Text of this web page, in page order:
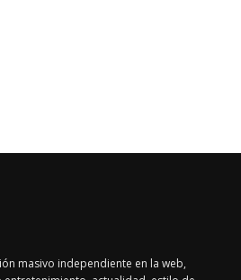
masivo independiente en la web,